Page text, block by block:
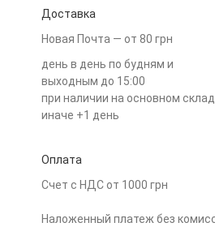
Доставка
Новая Почта — от 80 грн
день в день по будням и
выходным до 15:00
при наличии на основном
иначе +1 день
Оплата
Счет с НДС от 1000 грн
Наложенный платеж без